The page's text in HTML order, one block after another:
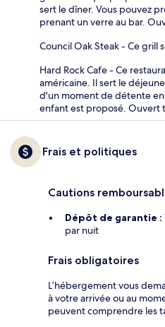
sert le dîner. Vous pouvez
prenant un verre au bar.
Council Oak Steak - Ce grill
Hard Rock Cafe - Ce
américaine. Il sert le
d'un moment de détente
enfant est proposé. Ouvert
Frais et politiques
Cautions
Dépôt de garantie :
par nuit
Frais obligatoires
L’hébergement vous
à votre arrivée ou au
peuvent comprendre les